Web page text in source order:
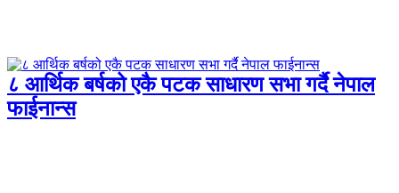
८ आर्थिक बर्षको एकै पटक साधारण सभा गर्दै नेपाल
फाईनान्स